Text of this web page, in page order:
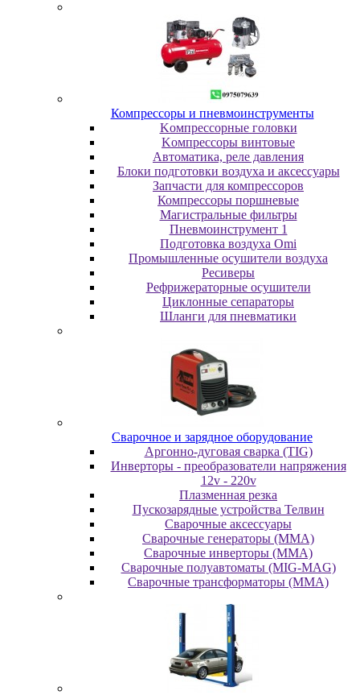
Компрессоры и пневмоинструменты
Koмпpeccopныe гoлoвки
Koмпpeccopы винтoвыe
Автоматика, реле давления
Блоки подготовки воздуха и аксессуары
Запчасти для компрессоров
Компрессоры поршневые
Магистральные фильтры
Пневмоинструмент 1
Подготовка воздуха Omi
Промышленные осушители воздуха
Ресиверы
Рефрижераторные осушители
Циклонные сепараторы
Шланги для пневматики
Cвapoчнoe и зарядное оборудование
Аргонно-дуговая сварка (TIG)
Инверторы - преобразователи напряжения
12v - 220v
Плазменная резка
Пускозарядные устройства Телвин
Сварочные аксессуары
Сварочные генераторы (MMA)
Сварочные инверторы (MMA)
Сварочные полуавтоматы (MIG-MAG)
Сварочные трансформаторы (MMA)